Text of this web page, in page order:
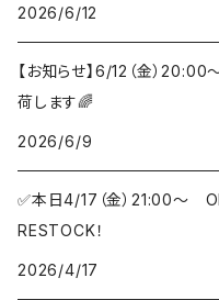
2026/6/12
【お知らせ】6/12（金）
荷します🌈
2026/6/9
✅本日4/17（金）21:00〜
RESTOCK！
2026/4/17